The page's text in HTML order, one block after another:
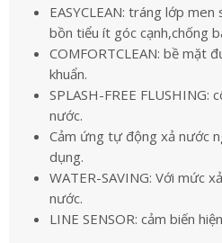
EASYCLEAN: tráng lớp
bồn tiểu ít góc cạnh,chống
COMFORTCLEAN: bề mặt
khuẩn.
SPLASH-FREE FLUSHING:
nước.
Cảm ứng tự động xả nước
dụng.
WATER-SAVING: Với mức
nước.
LINE SENSOR: cảm biến